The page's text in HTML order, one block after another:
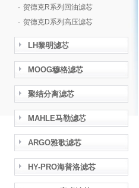
· 贺德克R系列回油滤芯
· 贺德克D系列高压滤芯
LH黎明滤芯
MOOG穆格滤芯
聚结分离滤芯
MAHLE马勒滤芯
ARGO雅歌滤芯
HY-PRO海普洛滤芯